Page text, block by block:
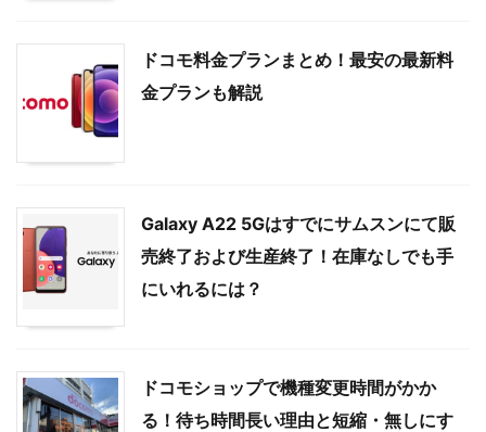
ドコモ料金プランまとめ！最安の最新料
金プランも解説
Galaxy A22 5Gはすでにサムスンにて販
売終了および生産終了！在庫なしでも手
にいれるには？
ドコモショップで機種変更時間がかか
る！待ち時間長い理由と短縮・無しにす